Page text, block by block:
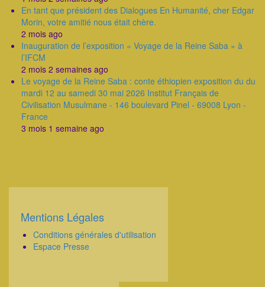
En tant que président des Dialogues En Humanité, cher Edgar
Morin, votre amitié nous était chère.
2 mois ago
Inauguration de l’exposition « Voyage de la Reine Saba » à
l’IFCM
2 mois 2 semaines ago
Le voyage de la Reine Saba : conte éthiopien exposition du du
mardi 12 au samedi 30 mai 2026 Institut Français de
Civilisation Musulmane - 146 boulevard Pinel - 69008 Lyon -
France
3 mois 1 semaine ago
Corps
Mentions Légales
Conditions générales d'utilisation
Espace Presse